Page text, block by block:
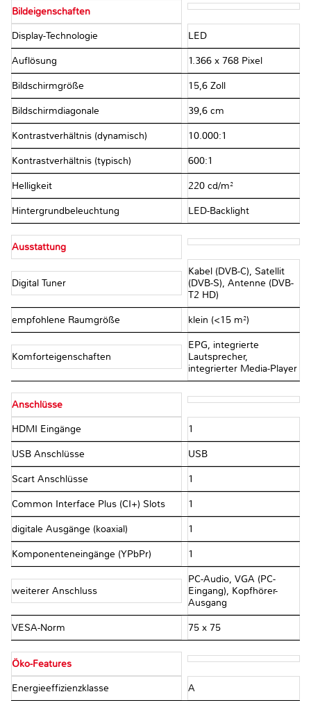
Bildeigenschaften
Display-Technologie LED
Auflösung 1.366 x 768 Pixel
Bildschirmgröße 15,6 Zoll
Bildschirmdiagonale 39,6 cm
Kontrastverhältnis (dynamisch) 10.000:1
Kontrastverhältnis (typisch) 600:1
Helligkeit 220 cd/m²
Hintergrundbeleuchtung LED-Backlight
Ausstattung
Digital Tuner
Kabel (DVB-C), Satellit
(DVB-S), Antenne (DVB-
T2 HD)
empfohlene Raumgröße klein (<15 m²)
Komforteigenschaften
EPG, integrierte
Lautsprecher,
integrierter Media-Player
Anschlüsse
HDMI Eingänge 1
USB Anschlüsse USB
Scart Anschlüsse 1
Common Interface Plus (CI+) Slots 1
digitale Ausgänge (koaxial) 1
Komponenteneingänge (YPbPr) 1
weiterer Anschluss
PC-Audio, VGA (PC-
Eingang), Kopfhörer-
Ausgang
VESA-Norm 75 x 75
Öko-Features
Energieeffizienzklasse A